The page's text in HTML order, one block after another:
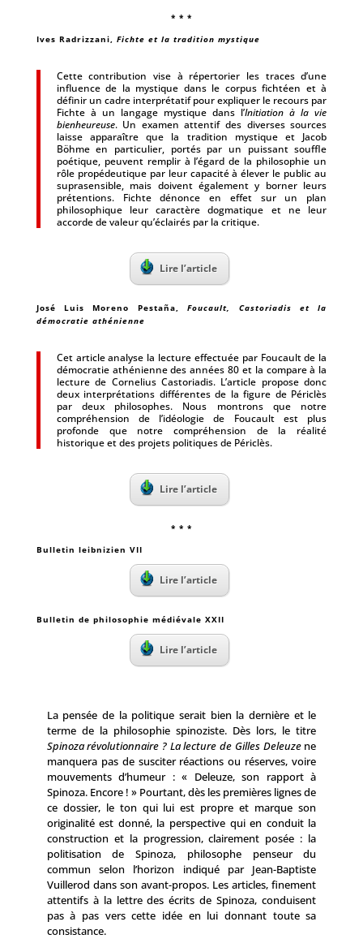
* * *
Ives Radrizzani, Fichte et la tradition mystique
Cette contribution vise à répertorier les traces d’une
influence de la mystique dans le corpus fichtéen et à
définir un cadre interprétatif pour expliquer le recours par
Fichte à un langage mystique dans l’Initiation à la vie
bienheureuse. Un examen attentif des diverses sources
laisse apparaître que la tradition mystique et Jacob
Böhme en particulier, portés par un puissant souffle
poétique, peuvent remplir à l’égard de la philosophie un
rôle propédeutique par leur capacité à élever le public au
suprasensible, mais doivent également y borner leurs
prétentions. Fichte dénonce en effet sur un plan
philosophique leur caractère dogmatique et ne leur
accorde de valeur qu’éclairés par la critique.
Lire l’article
José Luis Moreno Pestaña,Foucault, Castoriadis et la
démocratie athénienne
Cet article analyse la lecture effectuée par Foucault de la
démocratie athénienne des années 80 et la compare à la
lecture de Cornelius Castoriadis. L’article propose donc
deux interprétations différentes de la figure de Périclès
par deux philosophes. Nous montrons que notre
compréhension de l’idéologie de Foucault est plus
profonde que notre compréhension de la réalité
historique et des projets politiques de Périclès.
Lire l’article
* * *
Bulletin leibnizien VII
Lire l’article
Bulletin de philosophie médiévale XXII
Lire l’article
La pensée de la politique serait bien la dernière et le
terme de la philosophie spinoziste. Dès lors, le titre
Spinoza révolutionnaire ? La lecture de Gilles Deleuzene
manquera pas de susciter réactions ou réserves, voire
mouvements d’humeur : « Deleuze, son rapport à
Spinoza. Encore ! » Pourtant, dès les premières lignes de
ce dossier, le ton qui lui est propre et marque son
originalité est donné, la perspective qui en conduit la
construction et la progression, clairement posée : la
politisation de Spinoza, philosophe penseur du
commun selon l’horizon indiqué par Jean-Baptiste
Vuillerod dans son avant-propos. Les articles, finement
attentifs à la lettre des écrits de Spinoza, conduisent
pas à pas vers cette idée en lui donnant toute sa
consistance.